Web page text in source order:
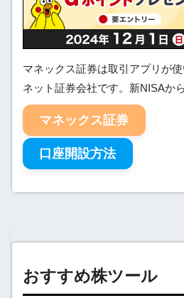
マネックス証券は取引アプリが
ネット証券会社です。新NISAか
マネックス証券
口座開設方法
おすすめ株ツール